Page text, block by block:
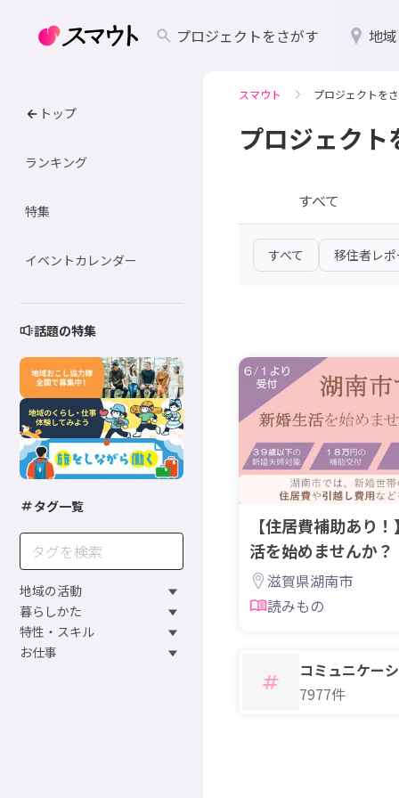
プロジェクトをさがす 地
トップ
ランキング
特集
イベントカレンダー
話題の特集
タグ一覧
地域の活動
暮らしかた
特性・スキル
お仕事
スマウト プロジェクトを
プロジェク
すべて
すべて 移住者レ
【住居費補助あり
活を始めませんか
活支援補助金）
滋賀県湖南市
読みもの
コミュニケー
7977件